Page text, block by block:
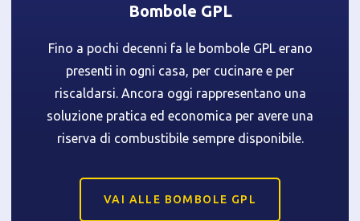
Bombole GPL
Fino a pochi decenni fa le bombole GPL erano
presenti in ogni casa, per cucinare e per
riscaldarsi. Ancora oggi rappresentano una
soluzione pratica ed economica per avere una
riserva di combustibile sempre disponibile.
VAI ALLE BOMBOLE GPL